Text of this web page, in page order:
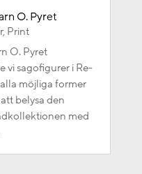
O. Pyret
, Print
O. Pyret
vi sagofigurer i Re-
möjliga former
belysa den
med